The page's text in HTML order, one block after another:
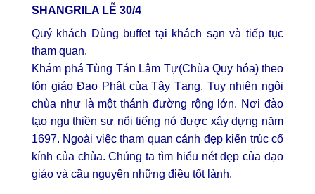
SHANGRILA LỄ 30/4
Quý khách Dùng buffet tại khách sạn và tiếp tục
tham quan.
Khám phá Tùng Tán Lâm Tự(Chùa Quy hóa) theo
tôn giáo Đạo Phật của Tây Tạng. Tuy nhiên ngôi
chùa như là một thánh đường rộng lớn. Nơi đào
tạo ngu thiền sư nổi tiếng nó được xây dựng năm
1697. Ngoài việc tham quan cảnh đẹp kiến trúc cổ
kính của chùa. Chúng ta tìm hiểu nét đẹp của đạo
giáo và cầu nguyện những điều tốt lành.